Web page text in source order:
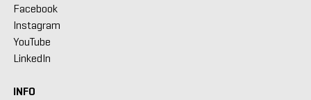
Facebook
Instagram
YouTube
LinkedIn
INFO